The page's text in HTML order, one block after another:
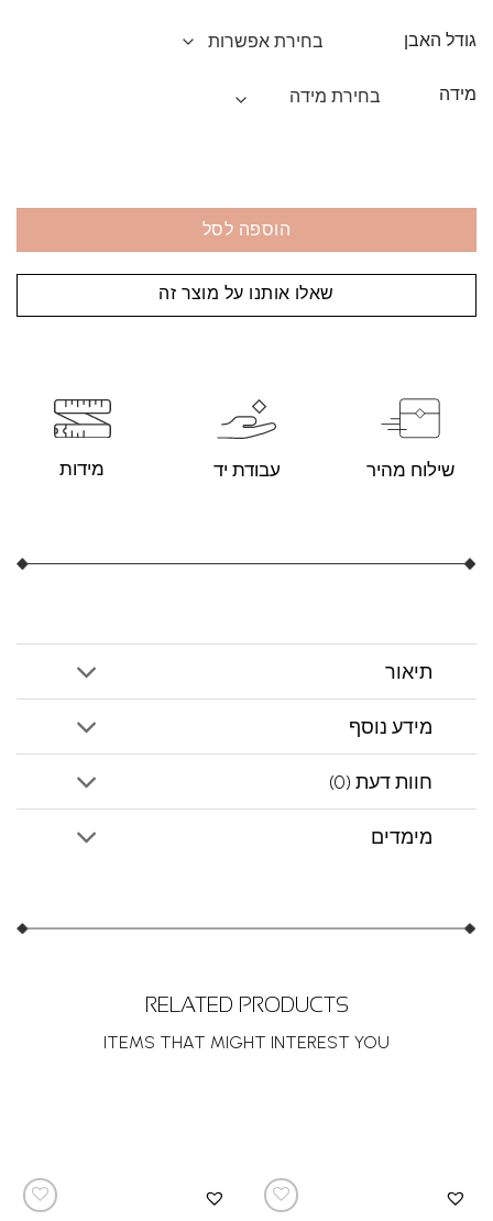
גודל האבן
מידה
הוספה לסל
שאלו אותנו על מוצר זה
שילוח מהיר עבודת יד מידות
תיאור
מידע נוסף
חוות דעת (0)
מימדים
RELATED PRODUCTS
ITEMS THAT MIGHT INTEREST YOU